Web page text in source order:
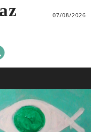
07/08/2026